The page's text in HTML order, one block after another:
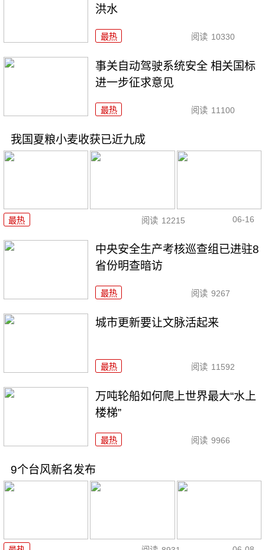
洪水
最热 阅读 10330
事关自动驾驶系统安全 相关国标
进一步征求意见
最热 阅读 11100
我国夏粮小麦收获已近九成
最热 阅读 12215 06-16
中央安全生产考核巡查组已进驻8
省份明查暗访
最热 阅读 9267
城市更新要让文脉活起来
最热 阅读 11592
万吨轮船如何爬上世界最大“水上
楼梯”
最热 阅读 9966
9个台风新名发布